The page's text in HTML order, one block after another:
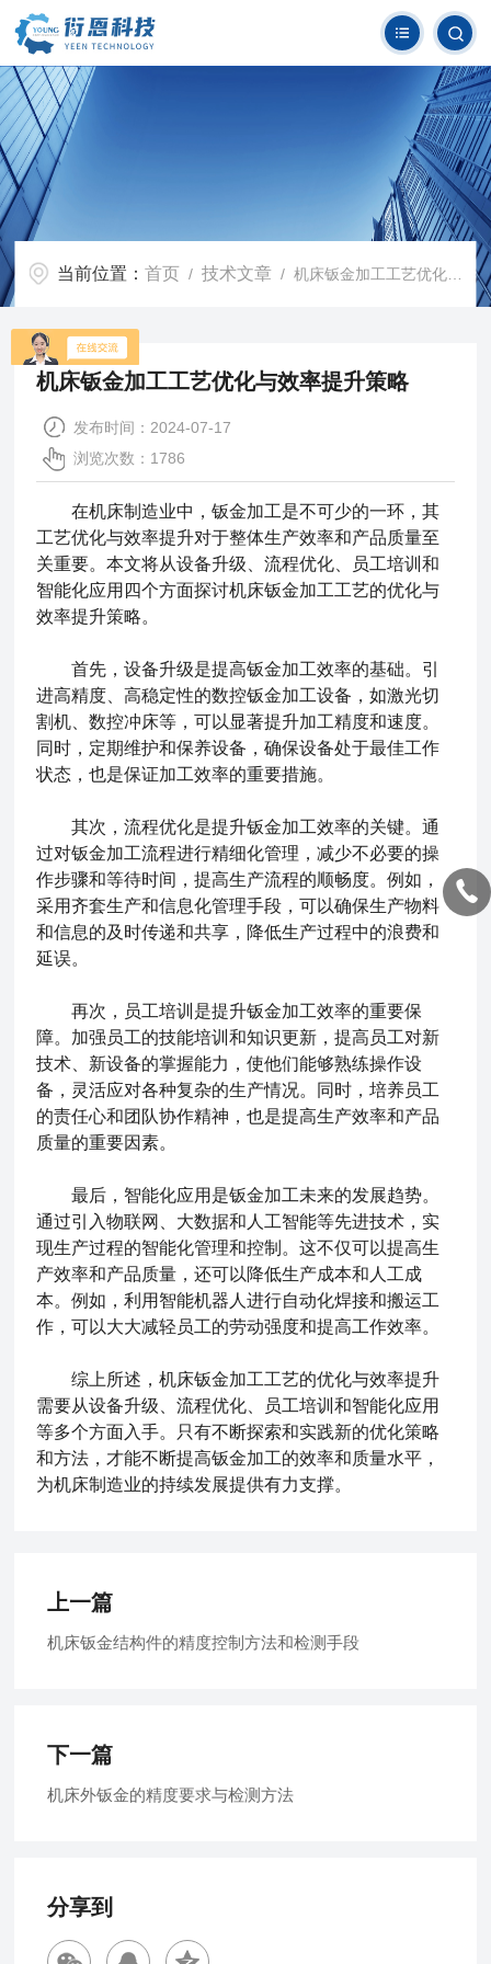
当前位置：首页 /技术文章 / 机床钣金加工工艺优化与效率提升策略
机床钣金加工工艺优化与效率提升策略
发布时间：2024-07-17
浏览次数：1786
在机床制造业中，钣金加工是不可少的一环，其
工艺优化与效率提升对于整体生产效率和产品质量至
关重要。本文将从设备升级、流程优化、员工培训和
智能化应用四个方面探讨机床钣金加工工艺的优化与
效率提升策略。
首先，设备升级是提高钣金加工效率的基础。引
进高精度、高稳定性的数控钣金加工设备，如激光切
割机、数控冲床等，可以显著提升加工精度和速度。
同时，定期维护和保养设备，确保设备处于最佳工作
状态，也是保证加工效率的重要措施。
其次，流程优化是提升钣金加工效率的关键。通
过对钣金加工流程进行精细化管理，减少不必要的操
作步骤和等待时间，提高生产流程的顺畅度。例如，
采用齐套生产和信息化管理手段，可以确保生产物料
和信息的及时传递和共享，降低生产过程中的浪费和
延误。
再次，员工培训是提升钣金加工效率的重要保
障。加强员工的技能培训和知识更新，提高员工对新
技术、新设备的掌握能力，使他们能够熟练操作设
备，灵活应对各种复杂的生产情况。同时，培养员工
的责任心和团队协作精神，也是提高生产效率和产品
质量的重要因素。
最后，智能化应用是钣金加工未来的发展趋势。
通过引入物联网、大数据和人工智能等先进技术，实
现生产过程的智能化管理和控制。这不仅可以提高生
产效率和产品质量，还可以降低生产成本和人工成
本。例如，利用智能机器人进行自动化焊接和搬运工
作，可以大大减轻员工的劳动强度和提高工作效率。
综上所述，机床钣金加工工艺的优化与效率提升
需要从设备升级、流程优化、员工培训和智能化应用
等多个方面入手。只有不断探索和实践新的优化策略
和方法，才能不断提高钣金加工的效率和质量水平，
为机床制造业的持续发展提供有力支撑。
上一篇
机床钣金结构件的精度控制方法和检测手段
下一篇
机床外钣金的精度要求与检测方法
分享到